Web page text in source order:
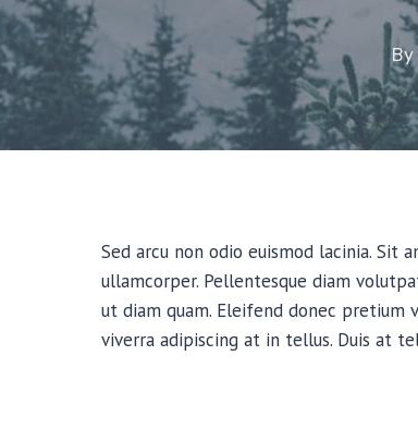
By
Sed arcu non odio euismod lacinia. Sit
ullamcorper. Pellentesque diam
ut diam quam. Eleifend donec pretium
viverra adipiscing at in tellus. Duis at